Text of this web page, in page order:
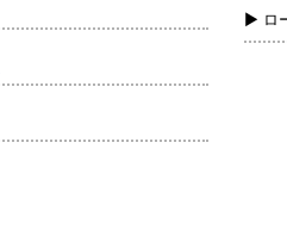
▶ ロ